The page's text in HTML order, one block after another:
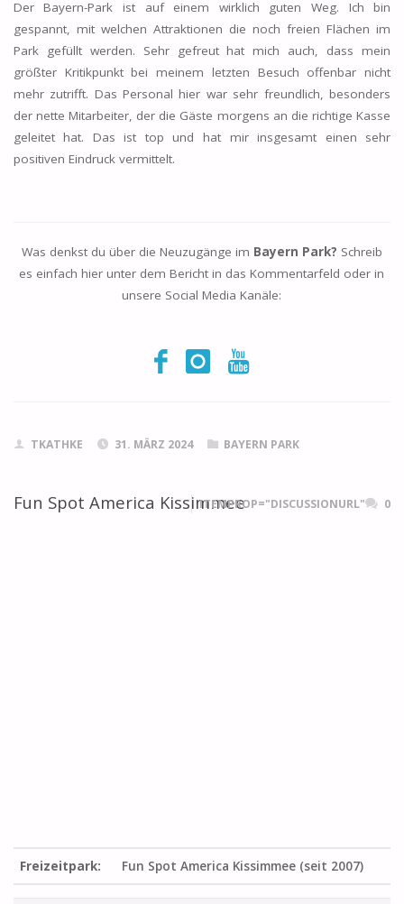
Der Bayern-Park ist auf einem wirklich guten Weg. Ich bin
gespannt, mit welchen Attraktionen die noch freien Flächen im
Park gefüllt werden. Sehr gefreut hat mich auch, dass mein
größter Kritikpunkt bei meinem letzten Besuch offenbar nicht
mehr zutrifft. Das Personal hier war sehr freundlich, besonders
der nette Mitarbeiter, der die Gäste morgens an die richtige Kasse
geleitet hat. Das ist top und hat mir insgesamt einen sehr
positiven Eindruck vermittelt.
Was denkst du über die Neuzugänge im Bayern Park? Schreib
es einfach hier unter dem Bericht in das Kommentarfeld oder in
unsere Social Media Kanäle:
TKATHKE 31. MÄRZ 2024 BAYERN PARK
Fun Spot America KissimmeeITEMPROP="DISCUSSIONURL" 0
Freizeitpark: Fun Spot America Kissimmee (seit 2007)